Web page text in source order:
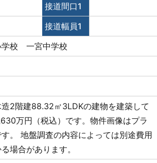
接道間口1
接道幅員1
学校 一宮中学校
造2階建88.32㎡3LDKの建物を建築して
万円（税込）です。物件画像はプラ
す。 地盤調査の内容によっては別途費用
場合があります。